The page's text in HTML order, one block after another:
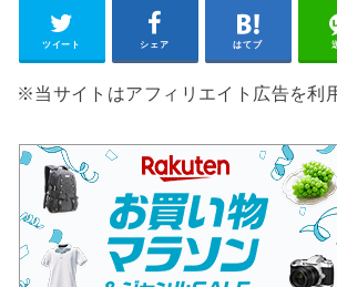
ツイート シェア はてブ
※当サイトはアフィリエイト広告を利